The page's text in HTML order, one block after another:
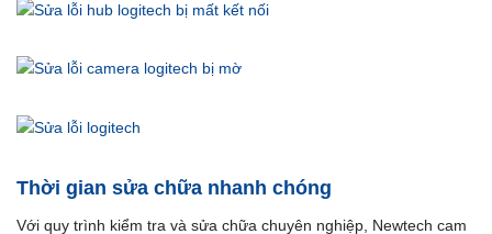
Thời gian sửa chữa nhanh chóng
Với quy trình kiểm tra và sửa chữa chuyên nghiệp, Newtech cam